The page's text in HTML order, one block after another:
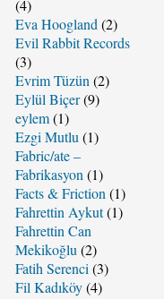
(4)
Eva Hoogland (2)
Evil Rabbit Records
(3)
Evrim Tüzün (2)
Eylül Biçer(9)
eylem(1)
Ezgi Mutlu (1)
Fabric/ate –
Fabrikasyon (1)
Facts & Friction (1)
Fahrettin Aykut(1)
Fahrettin Can
Mekikoğlu (2)
Fatih Serenci (3)
Fil Kadıköy(4)